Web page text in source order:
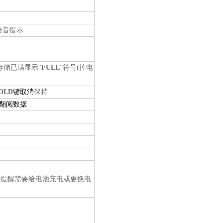
音提示
储已满显示“FULL”符号(掉电
键取消保持
阅数据
醒需要给电池充电或更换电